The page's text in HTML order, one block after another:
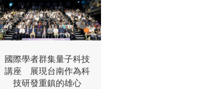
國際學者群集量子科技
講座 展現台南作為科
技研發重鎮的雄心